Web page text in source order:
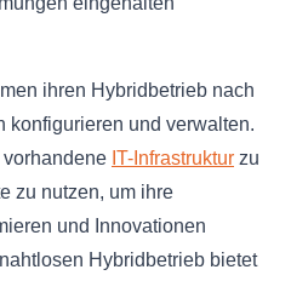
ihren Hybridbetrieb nach
konfigurieren und verwalten.
IT-Infrastruktur zu
zu nutzen, um ihre
und Innovationen
Hybridbetrieb bietet